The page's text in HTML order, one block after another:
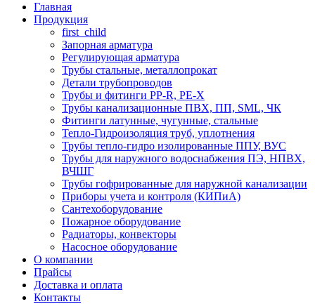
Главная
Продукция
first_child
Запорная арматура
Регулирующая арматура
Трубы стальные, металлопрокат
Детали трубопроводов
Трубы и фитинги PP-R, PE-X
Трубы канализационные ПВХ, ПП, SML, ЧК
Фитинги латунные, чугунные, стальные
Тепло-Гидроизоляция труб, уплотнения
Трубы тепло-гидро изолированные ППУ, ВУС
Трубы для наружного водоснабжения ПЭ, НПВХ,
ВЧШГ
Трубы гофрированные для наружной канализации
Приборы учета и контроля (КИПиА)
Сантехоборудование
Пожарное оборудование
Радиаторы, конвекторы
Насосное оборудование
О компании
Прайсы
Доставка и оплата
Контакты